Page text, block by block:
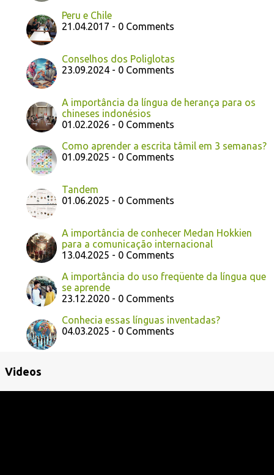
Peru e Chile
21.04.2017 - 0 Comments
Conselhos dos Poliglotas
23.09.2024 - 0 Comments
A importância da língua de herança para os
chineses indonésios
01.02.2026 - 0 Comments
Como aprender a escrita tâmil em 3 semanas?
01.09.2025 - 0 Comments
Tandem
01.06.2025 - 0 Comments
A importância de conhecer Medan Hokkien
para a comunicação internacional
13.04.2025 - 0 Comments
A importância do uso freqüente da língua que
se aprende
23.12.2020 - 0 Comments
Conhecia essas línguas inventadas?
04.03.2025 - 0 Comments
Videos